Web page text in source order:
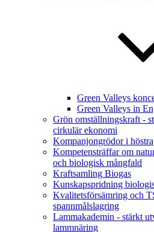
Green Valleys
Green Valleys in
Grön omställningskraft -
cirkulär ekonomi
Kompanjongrödor i
Kompetensträffar om
och biologisk mångfald
Kraftsamling Biogas
Kunskapspridning
Kvalitetsförsämring och
spannmålslagring
Lammakademin - stärkt
lammnäring